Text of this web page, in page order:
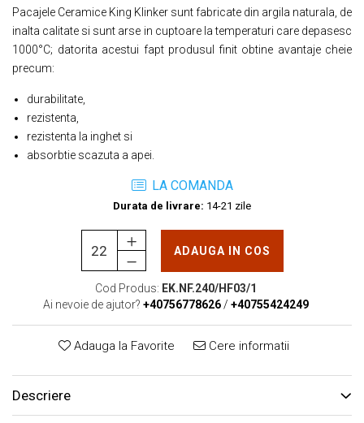
Pacajele Ceramice King Klinker sunt fabricate din argila naturala, de
inalta calitate si sunt arse in cuptoare la temperaturi care depasesc
1000°C; datorita acestui fapt produsul finit obtine avantaje cheie
precum:
durabilitate,
rezistenta,
rezistenta la inghet si
absorbtie scazuta a apei.
LA COMANDA
Durata de livrare: 14-21 zile
ADAUGA IN COS
Cod Produs: EK.NF.240/HF03/1
Ai nevoie de ajutor? +40756778626 / +40755424249
Adauga la Favorite Cere informatii
Descriere